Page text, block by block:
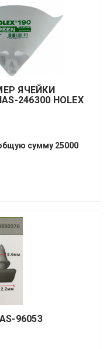
ЯЧЕЙКИ
246300 HOLEX
сумму 25000
96053